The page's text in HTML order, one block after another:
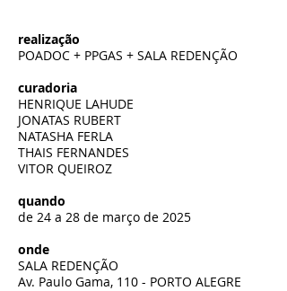
realização
POADOC + PPGAS + SALA REDENÇÃO
curadoria
HENRIQUE LAHUDE
JONATAS RUBERT
NATASHA FERLA
THAIS FERNANDES
VITOR QUEIROZ
quando
de 24 a 28 de março de 2025
onde
SALA REDENÇÃO
Av. Paulo Gama, 110 - PORTO ALEGRE